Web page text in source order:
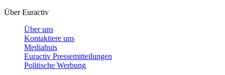
Über Euractiv
Über uns
Kontaktiere uns
Mediahuis
Euractiv Pressemitteilungen
Politische Werbung